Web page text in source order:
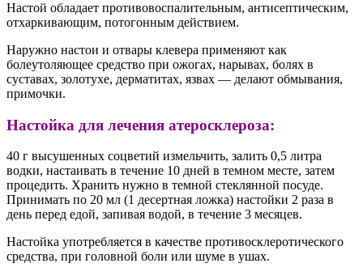
Настой обладает противовоспалительным, антисептическим,
отхаркивающим, потогонным действием.
Наружно настои и отвары клевера применяют как
болеутоляющее средство при ожогах, нарывах, болях в
суставах, золотухе, дерматитах, язвах — делают обмывания,
примочки.
Настойка для лечения атеросклероза:
40 г высушенных соцветий измельчить, залить 0,5 литра
водки, настаивать в течение 10 дней в темном месте, затем
процедить. Хранить нужно в темной стеклянной посуде.
Принимать по 20 мл (1 десертная ложка) настойки 2 раза в
день перед едой, запивая водой, в течение 3 месяцев.
Настойка употребляется в качестве противосклеротического
средства, при головной боли или шуме в ушах.